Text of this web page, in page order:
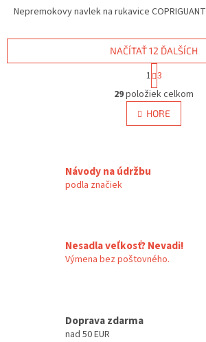
Nepremokovy navlek na rukavice
O
v
l
á
k
y
NAČÍTAŤ 12 ĎALŠÍCH
S
t
r
á
n
k
1 3
29položiek celkom
HORE
Návody na údržbu
podla značiek
Nesadla veľkosť? Nevadi!
Výmena bez poštovného.
Doprava zdarma
nad 50 EUR